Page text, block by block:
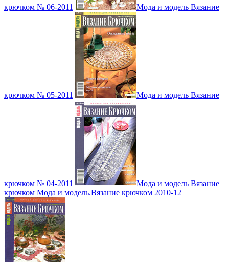
крючком № 06-2011 Мода и модель Вязание
крючком № 05-2011 Мода и модель Вязание
крючком № 04-2011
Мода и модель Вязание
крючком Мода и модель.Вязание крючком 2010-12